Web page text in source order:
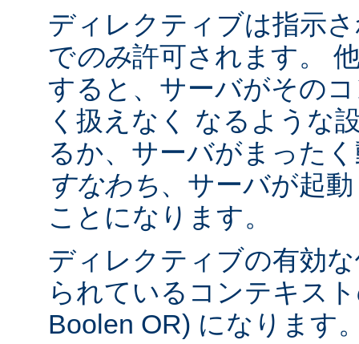
ディレクティブは指示
でのみ許可されます。
すると、サーバがその
く扱えなく なるような
るか、サーバがまった
すなわち、サーバが起
ことになります。
ディレクティブの有効
られているコンテキス
Boolen OR) になります